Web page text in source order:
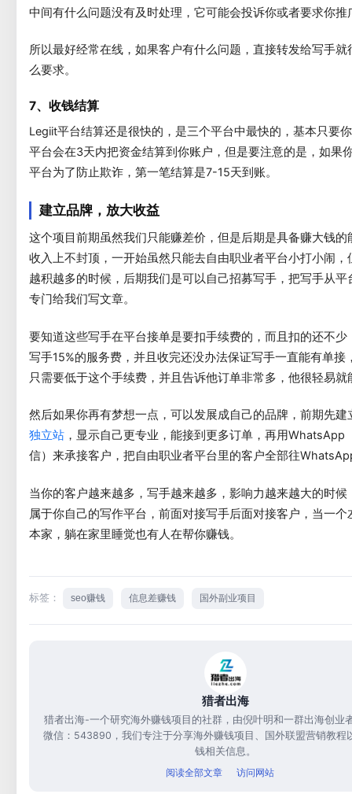
中间有什么问题没有及时处理，它可能会投诉你或者要求你推
所以最好经常在线，如果客户有什么问题，直接转发给写手就
么要求。
7、收钱结算
Legiit平台结算还是很快的，是三个平台中最快的，基本只要
平台会在3天内把资金结算到你账户，但是要注意的是，如果
平台为了防止欺诈，第一笔结算是7-15天到账。
建立品牌，放大收益
这个项目前期虽然我们只能赚差价，但是后期是具备赚大钱的
收入上不封顶，一开始虽然只能去自由职业者平台小打小闹，
越积越多的时候，后期我们是可以自己招募写手，把写手从平
专门给我们写文章。
要知道这些写手在平台接单是要扣手续费的，而且扣的还不少
写手15%的服务费，并且收完还没办法保证写手一直能有单接
只需要低于这个手续费，并且告诉他订单非常多，他很轻易就
然后如果你再有梦想一点，可以发展成自己的品牌，前期先建
独立站，显示自己更专业，能接到更多订单，再用WhatsApp
信）来承接客户，把自由职业者平台里的客户全部往
当你的客户越来越多，写手越来越多，影响力越来越大的时候
属于你自己的写作平台，前面对接写手后面对接客户，当一个
本家，躺在家里睡觉也有人在帮你赚钱。
标签： seo赚钱 信息差赚钱 国外副业项目
猎者出海
猎者出海-一个研究海外赚钱项目的社群，由倪叶明和一群出海创业
微信：543890，我们专注于分享海外赚钱项目、国外联盟营销教程
钱相关信息。
阅读全部文章 访问网站